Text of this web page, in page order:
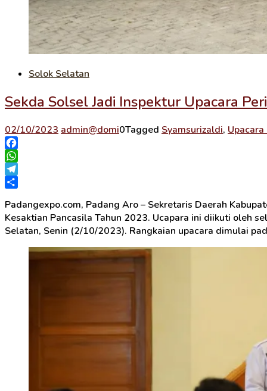
Solok Selatan
Sekda Solsel Jadi Inspektur Upacara
02/10/2023 admin@domi0Tagged Syamsurizaldi,
Facebook
WhatsApp
Telegram
Padangexpo.com, Padang Aro – Sekretaris Daerah
Kesaktian Pancasila Tahun 2023. Ucapara ini diikuti oleh
Selatan, Senin (2/10/2023). Rangkaian upacara dimulai